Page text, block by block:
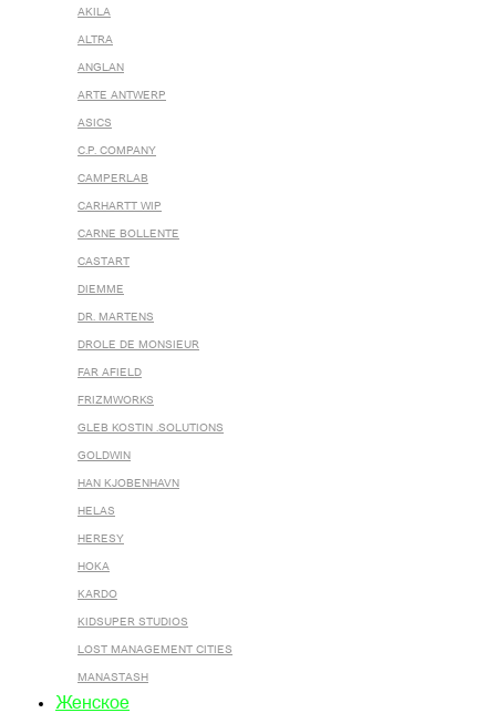
AKILA
ALTRA
ANGLAN
ARTE ANTWERP
ASICS
C.P. COMPANY
CAMPERLAB
CARHARTT WIP
CARNE BOLLENTE
CASTART
DIEMME
DR. MARTENS
DROLE DE MONSIEUR
FAR AFIELD
FRIZMWORKS
GLEB KOSTIN .SOLUTIONS
GOLDWIN
HAN KJOBENHAVN
HELAS
HERESY
HOKA
KARDO
KIDSUPER STUDIOS
LOST MANAGEMENT CITIES
MANASTASH
Женское